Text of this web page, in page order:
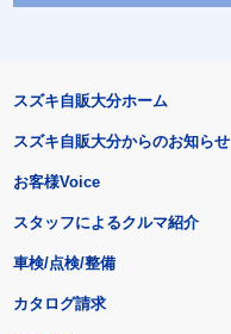
スズキ自販大分ホーム
スズキ自販大分からのお知らせ
お客様Voice
スタッフによるクルマ紹介
車検/点検/整備
カタログ請求